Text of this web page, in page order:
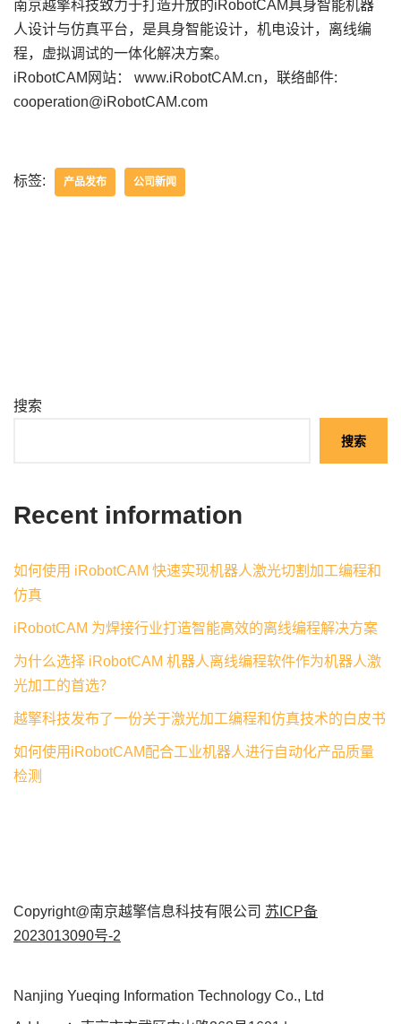
南京越擎科技致力于打造开放的iRobotCAM具身智能机器
人设计与仿真平台，是具身智能设计，机电设计，离线编
程，虚拟调试的一体化解决方案。
iRobotCAM网站： www.iRobotCAM.cn，联络邮件:
cooperation@iRobotCAM.com
标签: 产品发布 公司新闻
搜索
搜索
Recent information
如何使用 iRobotCAM 快速实现机器人激光切割加工编程和
仿真
iRobotCAM 为焊接行业打造智能高效的离线编程解决方案
为什么选择 iRobotCAM 机器人离线编程软件作为机器人激
光加工的首选？
越擎科技发布了一份关于激光加工编程和仿真技术的白皮书
如何使用iRobotCAM配合工业机器人进行自动化产品质量
检测
Copyright@南京越擎信息科技有限公司 苏ICP备
2023013090号-2
Nanjing Yueqing Information Technology Co., Ltd